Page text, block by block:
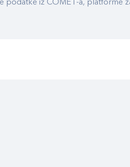
podatke iz COMET-a,